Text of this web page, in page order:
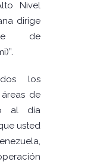
Nivel
dirige
de
los
de
al día
usted